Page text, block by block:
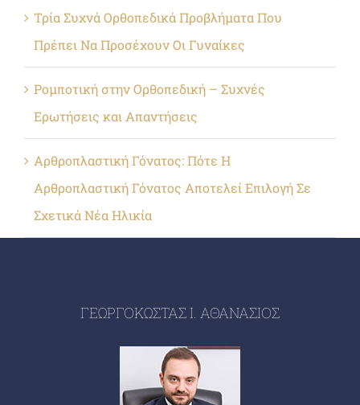
Τρία Συχνά Ορθοπεδικά Προβλήματα Που
Πρέπει Να Προσέχουν Οι Γυναίκες
Ρομποτική στην Ορθοπεδική – Συχνές
Ερωτήσεις και Απαντήσεις
Αρθροπλαστική Γόνατος: Πότε Η
Αρθροπλαστική Γόνατος Αποτελεί Επιλογή Σε
Σχετικά Νέα Ηλικία
ΓΕΩΡΓΟΚΩΣΤΑΣ Ι. ΑΘΑΝΑΣΙΟΣ